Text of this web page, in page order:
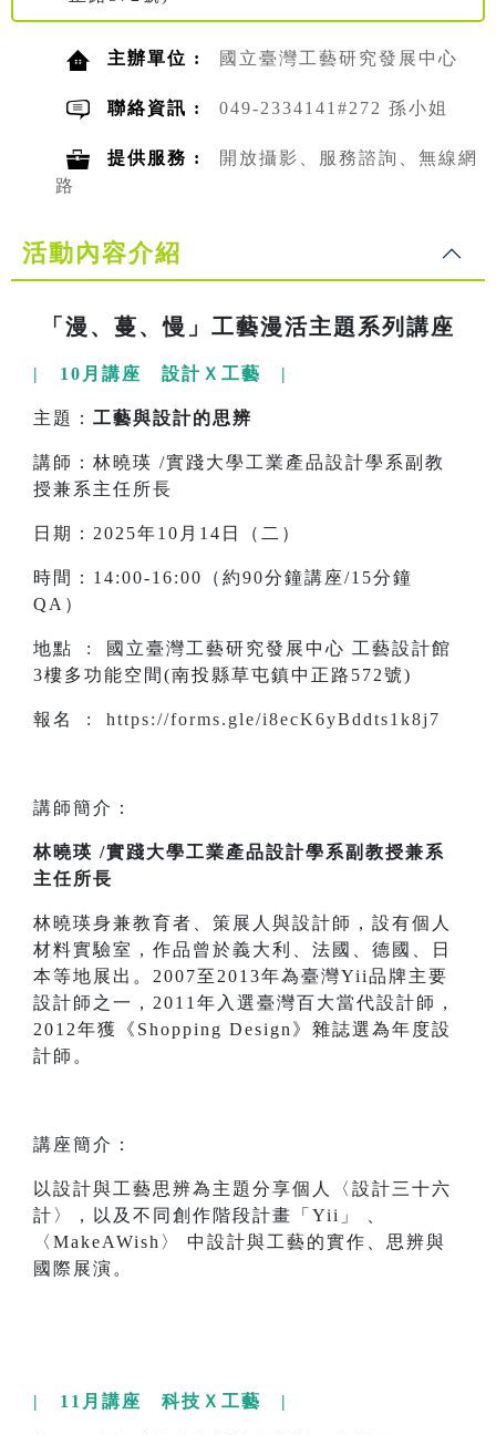
主辦單位 : 國立臺灣工藝研究發展中心
聯絡資訊 : 049-2334141#272 孫小姐
提供服務 :
開放攝影、服務諮詢、無線網
路
活動內容介紹
「漫、蔓、慢」工藝漫活主題系列講座
| 10月講座 設計Ｘ工藝 |
主題： 工藝與設計的思辨
講師：林曉瑛 /實踐大學工業產品設計學系副教
授兼系主任所長
日期：2025年10月14日（二）
時間：14:00-16:00（約90分鐘講座/15分鐘
QA）
地點 : 國立臺灣工藝研究發展中心 工藝設計館
3樓多功能空間(南投縣草屯鎮中正路572號)
報名 : https://forms.gle/i8ecK6yBddts1k8j7
講師簡介：
林曉瑛 /實踐大學工業產品設計學系副教授兼系
主任所長
林曉瑛身兼教育者、策展人與設計師，設有個人
材料實驗室，作品曾於義大利、法國、德國、日
本等地展出。2007至2013年為臺灣Yii品牌主要
設計師之一，2011年入選臺灣百大當代設計師，
2012年獲《Shopping Design》雜誌選為年度設
計師。
講座簡介：
以設計與工藝思辨為主題分享個人〈設計三十六
計〉，以及不同創作階段計畫「Yii」 、
〈MakeAWish〉 中設計與工藝的實作、思辨與
國際展演。
| 11月講座 科技Ｘ工藝 |